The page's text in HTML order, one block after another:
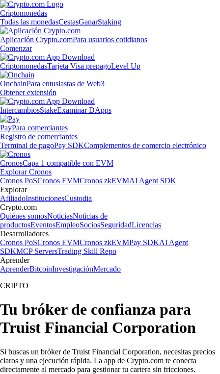
Criptomonedas
Todas las monedasCestasGanarStaking
Aplicación Crypto.comPara usuarios cotidianos
Comenzar
CriptomonedasTarjeta Visa prepagoLevel Up
OnchainPara entusiastas de Web3
Obtener extensión
IntercambiosStakeExaminar DApps
PayPara comerciantes
Registro de comerciantes
Terminal de pagoPay SDKComplementos de comercio electrónico
CronosCapa 1 compatible con EVM
Explorar Cronos
Cronos PoSCronos EVMCronos zkEVMAI Agent SDK
Explorar
AfiliadoInstitucionesCustodia
Crypto.com
Quiénes somosNoticiasNoticias de
productosEventosEmpleoSociosSeguridadLicencias
Desarrolladores
Cronos PoSCronos EVMCronos zkEVMPay SDKAI Agent
SDKMCP ServersTrading Skill Repo
Aprender
AprenderBitcoinInvestigaciónMercado
CRIPTO
Tu bróker de confianza para
Truist Financial Corporation
Si buscas un bróker de Truist Financial Corporation, necesitas precios
claros y una ejecución rápida. La app de Crypto.com te conecta
directamente al mercado para gestionar tu cartera sin fricciones.